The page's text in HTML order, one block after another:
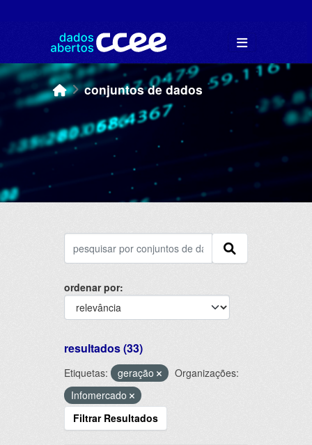
conjuntos de dados
ordenar por
resultados (33)
Etiquetas: geração
Organizações:
Infomercado
Filtrar Resultados